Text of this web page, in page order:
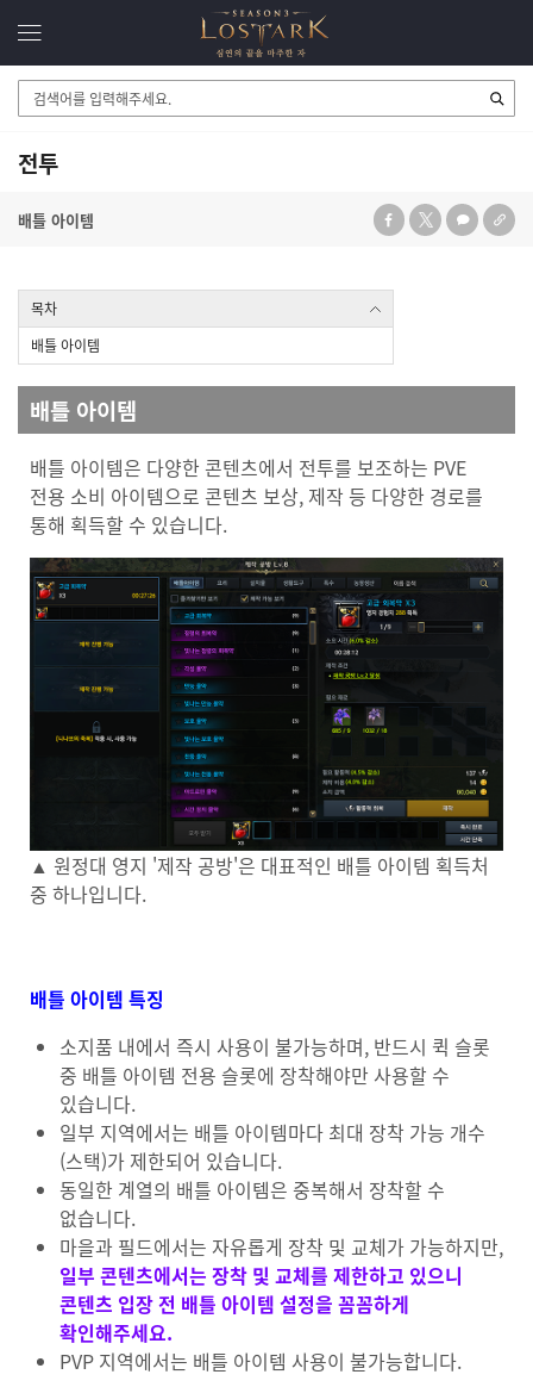
색
역
전투
배틀 아이템
목차
배틀 아이템
배틀 아이템
배틀 아이템은 다양한 콘텐츠에서 전투를 보조하는 PVE
전용 소비 아이템으로 콘텐츠 보상, 제작 등 다양한 경로를
통해 획득할 수 있습니다.
▲ 원정대 영지 '제작 공방'은 대표적인 배틀 아이템 획득처
중 하나입니다.
배틀 아이템 특징
소지품 내에서 즉시 사용이 불가능하며, 반드시 퀵 슬롯
중 배틀 아이템 전용 슬롯에 장착해야만 사용할 수
있습니다.
일부 지역에서는 배틀 아이템마다 최대 장착 가능 개수
(스택)가 제한되어 있습니다.
동일한 계열의 배틀 아이템은 중복해서 장착할 수
없습니다.
마을과 필드에서는 자유롭게 장착 및 교체가 가능하지만,
일부 콘텐츠에서는 장착 및 교체를 제한하고 있으니
콘텐츠 입장 전 배틀 아이템 설정을 꼼꼼하게
확인해주세요.
PVP 지역에서는 배틀 아이템 사용이 불가능합니다.